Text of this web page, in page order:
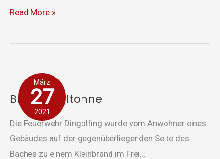
Read More »
März
27
2021
Brand Mülltonne
Die Feuerwehr Dingolfing wurde vom Anwohner eines
Gebäudes auf der gegenüberliegenden Seite des
Baches zu einem Kleinbrand im Frei...
Mülltonne